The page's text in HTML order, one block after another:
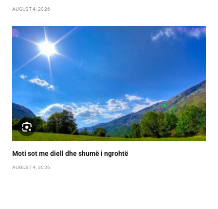
AUGUST 4, 2026
Moti sot me diell dhe shumë i ngrohtë
AUGUST 4, 2026